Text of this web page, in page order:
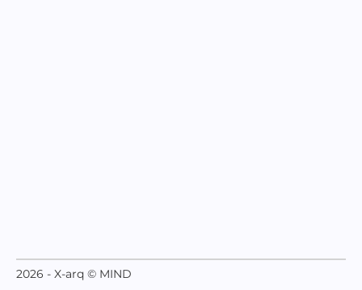
2026 - X-arq © MIND